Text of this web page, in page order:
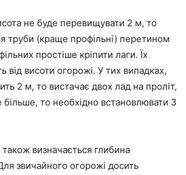
не буде перевищувати 2 м, то
труби (краще профільні) перетином
простіше кріпити лаги. Їх
від висоти огорожі. У тих випадках,
2 м, то вистачає двох лад на проліт,
то необхідно встановлювати 3
визначається глибина
звичайного огорожі досить